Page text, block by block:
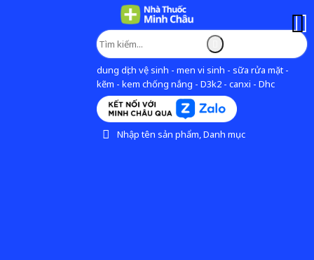
dung dịch vệ sinh - men vi sinh - sữa rửa mặt -
kẽm - kem chống nắng - D3k2 - canxi - Dhc
Nhập tên sản phẩm, Danh mục